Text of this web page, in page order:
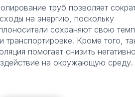
труб позволяет
на энергию, поскольку
сохраняют свою
транспортировке. Кроме того,
помогает снизить
на окружающую среду.